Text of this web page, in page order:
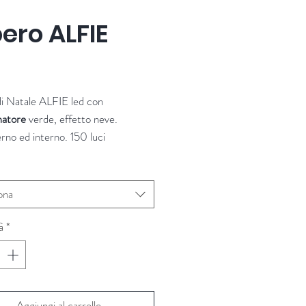
ALFIE
Natale ALFIE led con
verde, effetto neve.
ed interno. 150 luci
Natale ALFIE led con batterie ,
ed interno. 40 luci
cm
*